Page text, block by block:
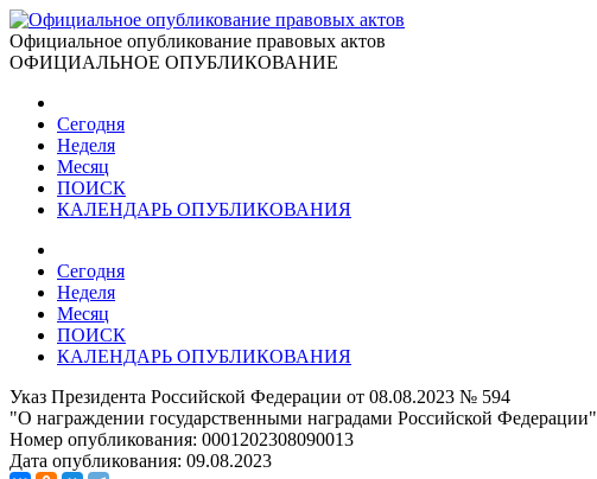
Официальное опубликование правовых актов
ОФИЦИАЛЬНОЕ ОПУБЛИКОВАНИЕ
Сегодня
Неделя
Месяц
ПОИСК
КАЛЕНДАРЬ ОПУБЛИКОВАНИЯ
Сегодня
Неделя
Месяц
ПОИСК
КАЛЕНДАРЬ ОПУБЛИКОВАНИЯ
Указ Президента Российской Федерации от 08.08.2023 № 594
"О награждении государственными наградами Российской Федерации"
Номер опубликования: 0001202308090013
Дата опубликования: 09.08.2023